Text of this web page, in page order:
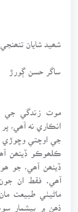
شھيد شايان
ساگر حسن ڳورڙ
موت زندگي جي
انڪاري نه آھي،
جي اوچتي وڇوڙي
ڪلھوڪو ڏينھن
ڏينھن آھي، جو
آھي. فقط ان
ماڻيٺي طبيعت
ذھن ۾ بيشمار